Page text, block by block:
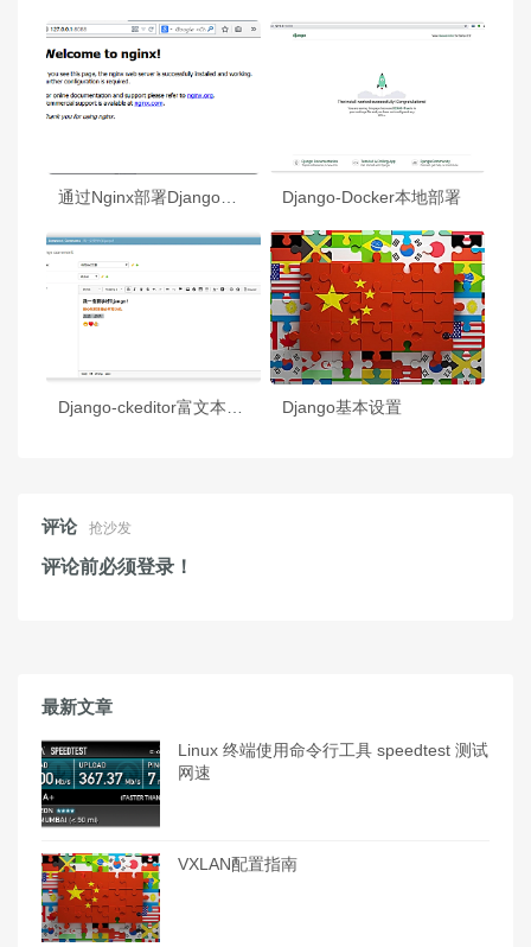
通过Nginx部署Django（基于ubuntu) Django-Docker本地部署
Django基本设置
评论 抢沙发
评论前必须登录！
最新文章
Linux 终端使用命令行工具 speedtest 测试
网速
VXLAN配置指南